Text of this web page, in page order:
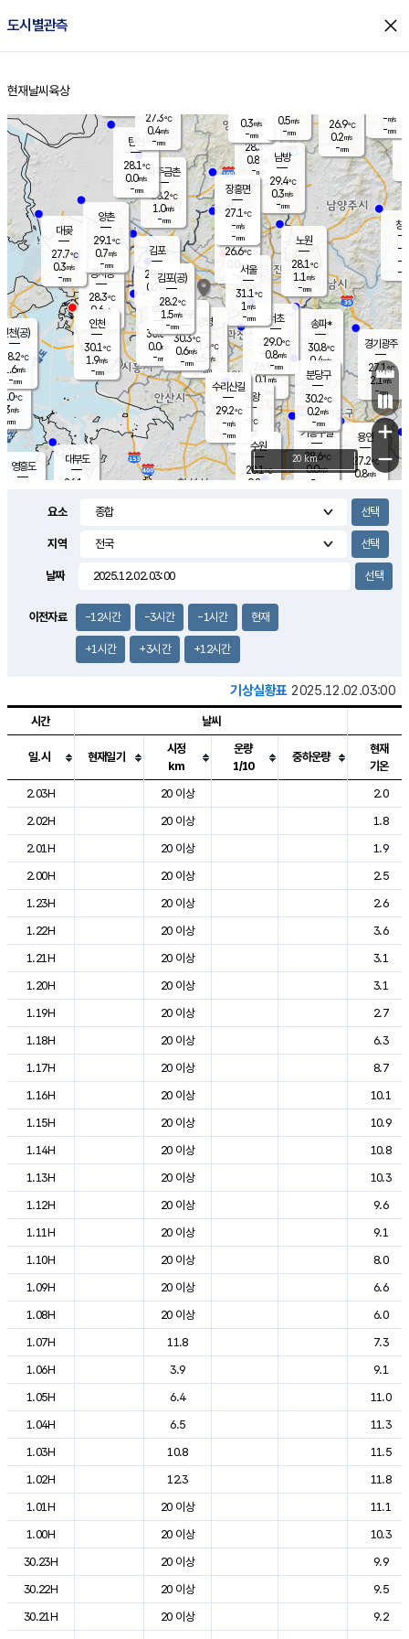
도시별관측 close
홈
현재날씨 육상
의도
℃
m/s
mm
영흥도
양주
28.3℃
0.8
-mm
과천
26.9℃
0.1m/s
- mm
용인
27.2℃
0.8m/s
경기광주
27.1℃
2.1m/s
-mm
1.0m/s
대부도
26.1
경서동
28.3℃
0.6 m/s
-mm
파주금촌
28.2℃
1.0m/s
-mm
26.9℃
0.2m/s
-mm
대곶
27.7℃
0.3m/s
-mm
창
-
-m/
-
탄현
28.1℃
0.0m/s
-mm
-m/s
-mm
의왕
- ℃
m/s
mm
김포
29.0℃
0.2 m/s
mm
광명
31.4 ℃
0.5 m/s
-mm
부천
30.6℃
0.0m/s
-mm
양촌
29.1℃
0.7m/s
-mm
구로
30.3℃
0.6m/s
-mm
은평
26.6℃
0.0 m/s
- mm
노원
28.1℃
1.1 m/s
-mm
송파*
30.8℃
0.4m/s
-mm
서초
29.0℃
0.8m/s
-mm
남방
29.4℃
0.3m/s
-mm
기흥구갈
28.6℃
0.0m/s
-
수리산길
29.2℃
-m/s
-mm
분당구
30.2℃
0.2m/s
-mm
장흥면
27.1℃
-m/s
-mm
0.3m/s
-mm
인천(공)
28.2℃
1.6m/s
-mm
김포(공)
28.2℃
1.5m/s
-mm
수원
28.1℃
0.8 m/s
인천
30.1℃
1.9m/s
-mm
서울
31.1℃
1 m/s
-mm
27.3℃
0.4m/s
-mm
0.5m/s
-mm
+
−
20 km
요소
지역
날짜
이전자료 -12시간 -3시간 -1시간 현재
+1시간 +3시간 +12시간
기상실황표 2025.12.02.03:00
도시별 기상실황표로 지점, 날씨, 기온, 강수, 바람, 기압등을 안내한 표입
시간 날씨
일.시 현재일기
시정
km
운량
1/10
중하운량
현재
기온
2.03H
20 이상
2.0
2.02H
20 이상
1.8
2.01H
20 이상
1.9
2.00H
20 이상
2.5
1.23H
20 이상
2.6
1.22H
20 이상
3.6
1.21H
20 이상
3.1
1.20H
20 이상
3.1
1.19H
20 이상
2.7
1.18H
20 이상
6.3
1.17H
20 이상
8.7
1.16H
20 이상
10.1
1.15H
20 이상
10.9
1.14H
20 이상
10.8
1.13H
20 이상
10.3
1.12H
20 이상
9.6
1.11H
20 이상
9.1
1.10H
20 이상
8.0
1.09H
20 이상
6.6
1.08H
20 이상
6.0
1.07H
11.8
7.3
1.06H
3.9
9.1
1.05H
6.4
11.0
1.04H
6.5
11.3
1.03H
10.8
11.5
1.02H
12.3
11.8
1.01H
20 이상
11.1
1.00H
20 이상
10.3
30.23H
20 이상
9.9
30.22H
20 이상
9.5
30.21H
20 이상
9.2